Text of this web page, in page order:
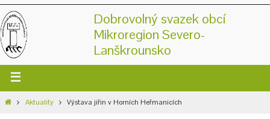
Dobrovolný svazek obcí
Mikroregion Severo-
Lanškrounsko
Aktuality Výstava jiřin v Horních Heřmanicích